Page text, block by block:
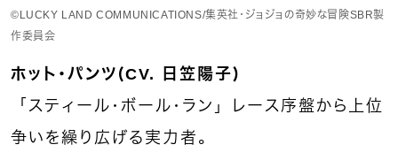
©LUCKY LAND COMMUNICATIONS/集英社・ジョジョの奇妙な冒険SBR製
作委員会
ホット・パンツ（CV. 日笠陽子）
「スティール・ボール・ラン」レース序盤から上位
争いを繰り広げる実力者。